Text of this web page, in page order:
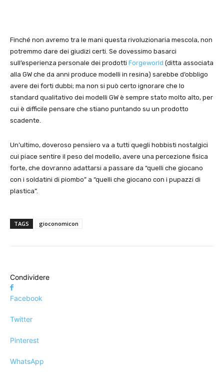
Finché non avremo tra le mani questa rivoluzionaria mescola, non
potremmo dare dei giudizi certi. Se dovessimo basarci
sull’esperienza personale dei prodotti Forgeworld (ditta associata
alla GW che da anni produce modelli in resina) sarebbe d’obbligo
avere dei forti dubbi; ma non si può certo ignorare che lo
standard qualitativo dei modelli GW è sempre stato molto alto, per
cui è difficile pensare che stiano puntando su un prodotto
scadente.
Un’ultimo, doveroso pensiero va a tutti quegli hobbisti nostalgici
cui piace sentire il peso del modello, avere una percezione fisica
forte, che dovranno adattarsi a passare da “quelli che giocano
con i soldatini di piombo” a “quelli che giocano con i pupazzi di
plastica”.
TAGS gioconomicon
Condividere
Facebook
Twitter
Pinterest
WhatsApp